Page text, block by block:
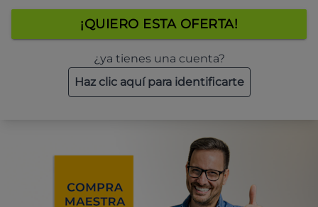
¡QUIERO ESTA OFERTA!
¿ya tienes una cuenta?
Haz clic aquí para identificarte